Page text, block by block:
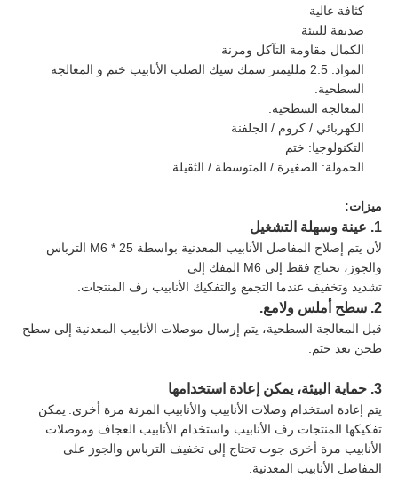
كثافة عالية
صديقة للبيئة
الكمال مقاومة التآكل ومرنة
المواد: 2.5 ملليمتر سمك سيك الصلب الأنابيب ختم و المعالجة
السطحية.
المعالجة السطحية:
الكهربائي / كروم / الجلفنة
التكنولوجيا: ختم
الحمولة: الصغيرة / المتوسطة / الثقيلة
ميزات:
1. عينة وسهلة التشغيل
لأن يتم إصلاح المفاصل الأنابيب المعدنية بواسطة M6 * 25 الترباس
والجوز، تحتاج فقط إلى M6 المفك إلى
تشديد وتخفيف عندما التجمع والتفكيك الأنابيب رف المنتجات.
2. سطح أملس ولامع.
قبل المعالجة السطحية، يتم إرسال موصلات الأنابيب المعدنية إلى سطح
طحن بعد ختم.
3. حماية البيئة، يمكن إعادة استخدامها
يتم إعادة استخدام وصلات الأنابيب والأنابيب المرنة مرة أخرى. يمكن
تفكيكها المنتجات رف الأنابيب واستخدام الأنابيب العجاف وموصلات
الأنابيب مرة أخرى جوت تحتاج إلى تخفيف الترباس والجوز على
المفاصل الأنابيب المعدنية.